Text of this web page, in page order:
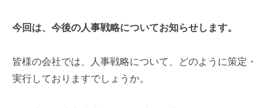
今回は、今後の人事戦略についてお知らせします。
皆様の会社では、人事戦略について、どのように策定・
実行しておりますでしょうか。